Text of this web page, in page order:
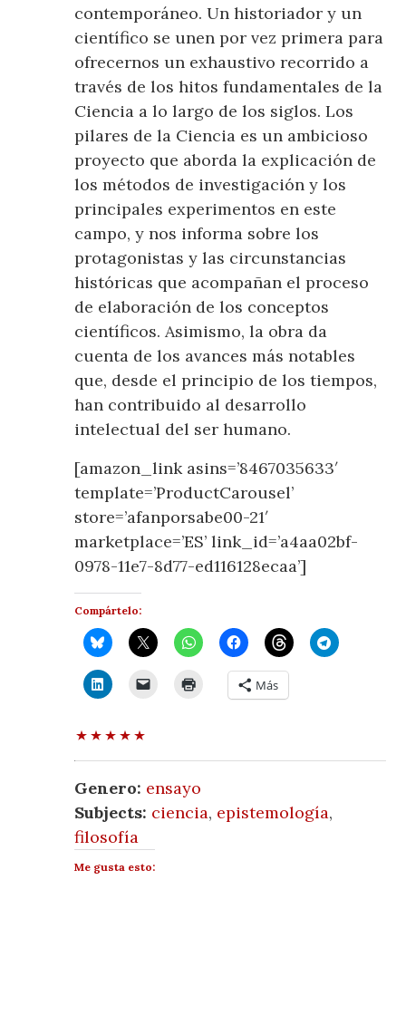
contemporáneo. Un historiador y un
científico se unen por vez primera para
ofrecernos un exhaustivo recorrido a
través de los hitos fundamentales de la
Ciencia a lo largo de los siglos. Los
pilares de la Ciencia es un ambicioso
proyecto que aborda la explicación de
los métodos de investigación y los
principales experimentos en este
campo, y nos informa sobre los
protagonistas y las circunstancias
históricas que acompañan el proceso
de elaboración de los conceptos
científicos. Asimismo, la obra da
cuenta de los avances más notables
que, desde el principio de los tiempos,
han contribuido al desarrollo
intelectual del ser humano.
[amazon_link asins=’8467035633′
template=’ProductCarousel’
store=’afanporsabe00-21′
marketplace=’ES’ link_id=’a4aa02bf-
0978-11e7-8d77-ed116128ecaa’]
Compártelo:
Más
Genero: ensayo
Subjects: ciencia, epistemología,
filosofía
Me gusta esto: